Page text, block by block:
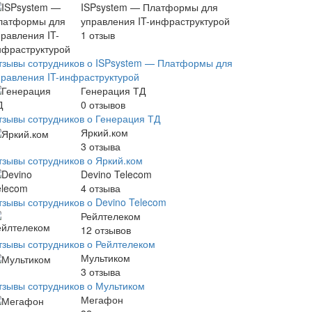
ISPsystem — Платформы для
управления IT-инфраструктурой
1 отзыв
сотрудников о ISPsystem — Платформы для
IT-инфраструктурой
Генерация ТД
0 отзывов
сотрудников о Генерация ТД
Яркий.ком
3 отзыва
сотрудников о Яркий.ком
Devino Telecom
4 отзыва
сотрудников о Devino Telecom
Рейлтелеком
12 отзывов
сотрудников о Рейлтелеком
Мультиком
3 отзыва
сотрудников о Мультиком
Мегафон